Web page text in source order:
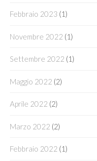
Febbraio 2023 (1)
Novembre 2022 (1)
Settembre 2022 (1)
Maggio 2022 (2)
Aprile 2022 (2)
Marzo 2022 (2)
Febbraio 2022 (1)